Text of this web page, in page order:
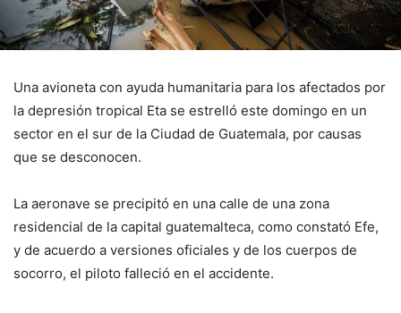
Una avioneta con ayuda humanitaria para los afectados por
la depresión tropical Eta se estrelló este domingo en un
sector en el sur de la Ciudad de Guatemala, por causas
que se desconocen.
La aeronave se precipitó en una calle de una zona
residencial de la capital guatemalteca, como constató Efe,
y de acuerdo a versiones oficiales y de los cuerpos de
socorro, el piloto falleció en el accidente.